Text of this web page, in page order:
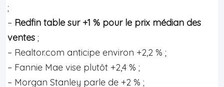
;
– Redfin table sur +1 % pour le prix médian des
ventes ;
– Realtor.com anticipe environ +2,2 % ;
– Fannie Mae vise plutôt +2,4 % ;
– Morgan Stanley parle de +2 % ;